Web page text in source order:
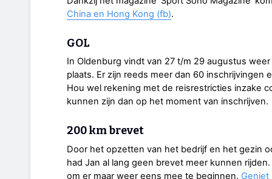
China en Hong Kong (fb).
GOL
In Oldenburg vindt van 27 t/m 29 augustus
plaats. Er zijn reeds meer dan 60 inschrijvingen
Hou wel rekening met de reisrestricties inzake
kunnen zijn dan op het moment van inschrijven.
200 km brevet
Door het opzetten van het bedrijf en het gezin
had Jan al lang geen brevet meer kunnen
om er maar weer eens mee te beginnen. Geniet